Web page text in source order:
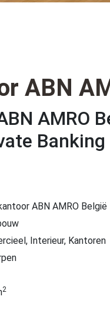
ABN
AMRO
Banking
ABN AMRO België
Interieur, Kantoren
2